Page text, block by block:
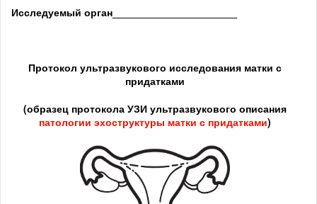
Исследуемый орган
Протокол ультразвукового исследования матки с
придатками
(образец протокола УЗИ ультразвукового описания
патологии эхоструктуры матки с придатками)